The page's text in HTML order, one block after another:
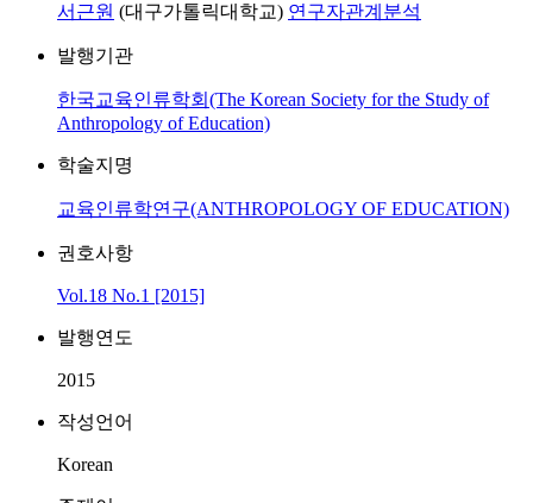
서근원 (대구가톨릭대학교) 연구자관계분석
발행기관
한국교육인류학회(The Korean Society for the Study of
Anthropology of Education)
학술지명
교육인류학연구(ANTHROPOLOGY OF EDUCATION)
권호사항
Vol.18 No.1 [2015]
발행연도
2015
작성언어
Korean